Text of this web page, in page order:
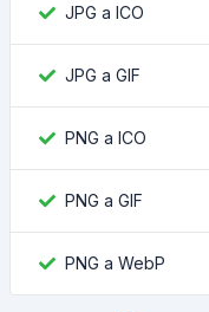
JPG a ICO
JPG a GIF
PNG a ICO
PNG a GIF
PNG a WebP